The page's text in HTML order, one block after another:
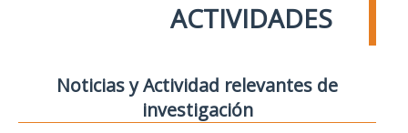
ACTIVIDADES
Noticias y Actividad relevantes de
investigación